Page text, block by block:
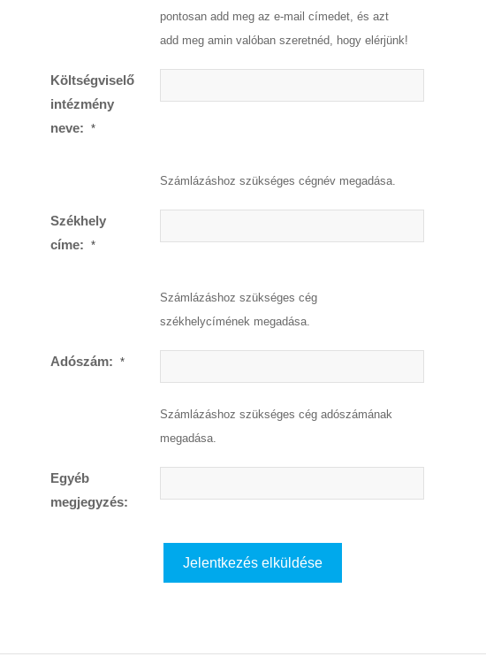
pontosan add meg az e-mail címedet, és azt
add meg amin valóban szeretnéd, hogy elérjünk!
Költségviselő
intézmény
neve: *
Számlázáshoz szükséges cégnév megadása.
Székhely
címe: *
Számlázáshoz szükséges cég
székhelycímének megadása.
Adószám: *
Számlázáshoz szükséges cég adószámának
megadása.
Egyéb
megjegyzés: